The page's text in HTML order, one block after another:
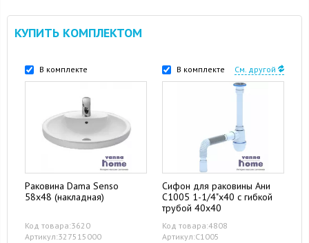
КУПИТЬ КОМПЛЕКТОМ
В комплекте
Раковина Dama Senso
58x48 (накладная)
Код товара:3620
Артикул:327515000
В комплекте См. другой
Сифон для раковины Ани
С1005 1-1/4"x40 с гибкой
трубой 40x40
Код товара:4808
Артикул:С1005